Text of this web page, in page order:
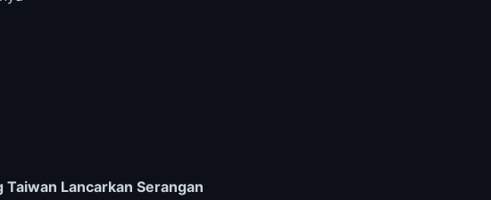
Lancarkan Serangan